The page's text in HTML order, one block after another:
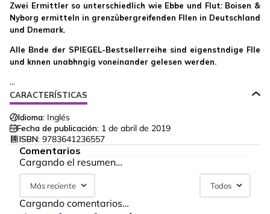
Zwei Ermittler so unterschiedlich wie Ebbe und Flut: Boisen &
Nyborg ermitteln in grenzübergreifenden Fllen in Deutschland
und Dnemark.
Alle Bnde der SPIEGEL-Bestsellerreihe sind eigenstndige Flle
und knnen unabhngig voneinander gelesen werden.
...
CARACTERÍSTICAS
Idioma: Inglés
Fecha de publicación: 1 de abril de 2019
ISBN: 9783641236557
Comentarios
Cargando el resumen…
Más reciente Todos
Cargando comentarios…